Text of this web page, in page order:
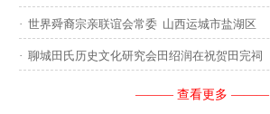
· 世界舜裔宗亲联谊会常委 山西运城市盐湖区
· 聊城田氏历史文化研究会田绍润在祝贺田完祠
——— 查看更多 ———